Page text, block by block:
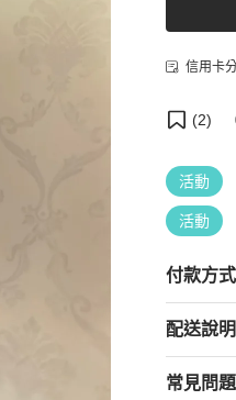
信用卡
(2)
活動
活動
付款方式
配送說明
常見問題